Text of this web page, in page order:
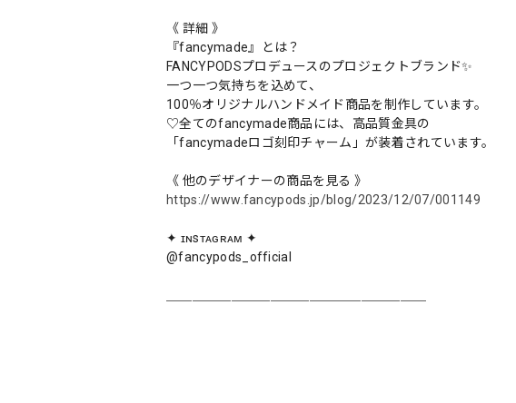
《 詳細 》
『fancymade』とは？
FANCYPODSプロデュースのプロジェクトブランド✨
一つ一つ気持ちを込めて、
100％オリジナルハンドメイド商品を制作しています。
♡全てのfancymade商品には、高品質金具の
「fancymadeロゴ刻印チャーム」が装着されています。
《 他のデザイナーの商品を見る 》
https://www.fancypods.jp/blog/2023/12/07/001149
✦ ɪɴsᴛᴀɢʀᴀᴍ ✦
@fancypods_official